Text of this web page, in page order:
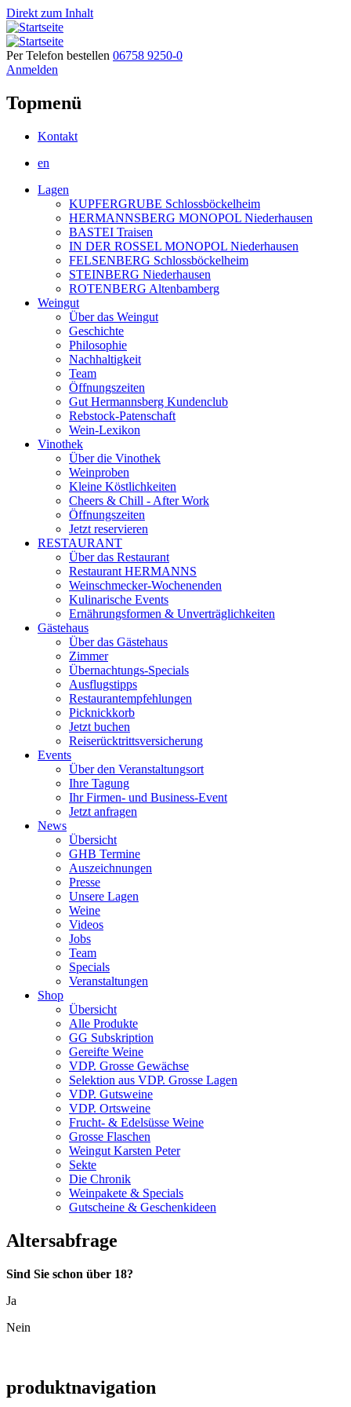
Direkt zum Inhalt
Per Telefon bestellen 06758 9250-0
Anmelden
Topmenü
Kontakt
en
Lagen
KUPFERGRUBE Schlossböckelheim
HERMANNSBERG MONOPOL Niederhausen
BASTEI Traisen
IN DER ROSSEL MONOPOL Niederhausen
FELSENBERG Schlossböckelheim
STEINBERG Niederhausen
ROTENBERG Altenbamberg
Weingut
Über das Weingut
Geschichte
Philosophie
Nachhaltigkeit
Team
Öffnungszeiten
Gut Hermannsberg Kundenclub
Rebstock-Patenschaft
Wein-Lexikon
Vinothek
Über die Vinothek
Weinproben
Kleine Köstlichkeiten
Cheers & Chill - After Work
Öffnungszeiten
Jetzt reservieren
RESTAURANT
Über das Restaurant
Restaurant HERMANNS
Weinschmecker-Wochenenden
Kulinarische Events
Ernährungsformen & Unverträglichkeiten
Gästehaus
Über das Gästehaus
Zimmer
Übernachtungs-Specials
Ausflugstipps
Restaurantempfehlungen
Picknickkorb
Jetzt buchen
Reiserücktrittsversicherung
Events
Über den Veranstaltungsort
Ihre Tagung
Ihr Firmen- und Business-Event
Jetzt anfragen
News
Übersicht
GHB Termine
Auszeichnungen
Presse
Unsere Lagen
Weine
Videos
Jobs
Team
Specials
Veranstaltungen
Shop
Übersicht
Alle Produkte
GG Subskription
Gereifte Weine
VDP. Grosse Gewächse
Selektion aus VDP. Grosse Lagen
VDP. Gutsweine
VDP. Ortsweine
Frucht- & Edelsüsse Weine
Grosse Flaschen
Weingut Karsten Peter
Sekte
Die Chronik
Weinpakete & Specials
Gutscheine & Geschenkideen
Altersabfrage
Sind Sie schon über 18?
Ja
Nein
produktnavigation